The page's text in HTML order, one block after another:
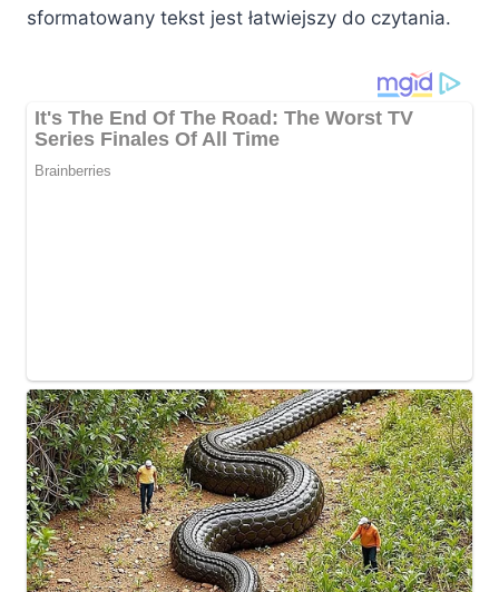
sformatowany tekst jest łatwiejszy do czytania.